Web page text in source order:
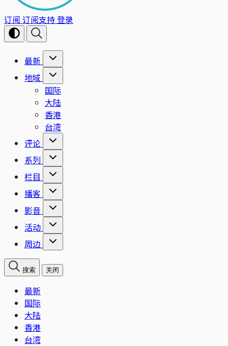
订阅 订阅支持登录
最新
地域
国际
大陆
香港
台湾
评论
系列
栏目
播客
影音
活动
周边
搜索 关闭
最新
国际
大陆
香港
台湾